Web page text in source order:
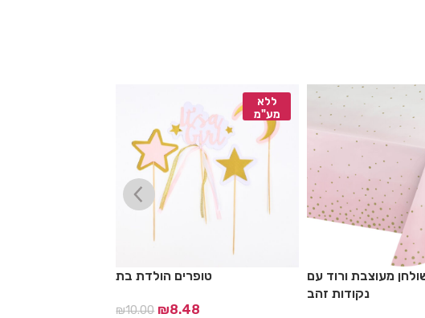
ללא
מע"מ
טופרים הולדת בת
₪10.00 ₪8.48
מעוצבת ורוד עם
נקודות זהב